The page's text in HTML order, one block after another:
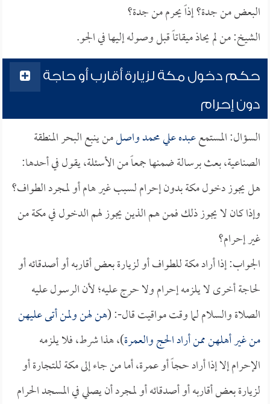
البعض من جدة؟ إذاً يحرم من جدة؟
الشيخ: من لم يحاذ ميقاتاً قبل وصوله إليها في الجو.
حكم دخول مكة لزيارة أقارب أو حاجة
دون إحرام
السؤال: المستمععبده علي محمد واصلمن ينبع البحر المنطقة
الصناعية، بعث برسالة ضمنها جمعاً من الأسئلة، يقول في أحدها:
هل يجوز دخول مكة بدون إحرام لسبب غير هام أو لمجرد الطواف؟
وإذا كان لا يجوز ذلك فمن هم الذين يجوز لهم الدخول في مكة من
غير إحرام؟
الجواب: إذا أراد مكة للطواف أو لزيارة بعض أقاربه أو أصدقائه أو
لحاجة أخرى لا يلزمه إحرام ولا حرج عليه؛ لأن الرسول عليه
الصلاة والسلام لما وقت مواقيت قال-: (هن لهن ولمن أتى عليهن
من غير أهلهن ممن أراد الحج والعمرة)، هذا شرط، فلا يلزمه
الإحرام إلا إذا أراد حجاً أو عمرة، أما من جاء إلى مكة للتجارة أو
لزيارة بعض أقاربه أو أصدقائه أو لمجرد أن يصلي في المسجد الحرام